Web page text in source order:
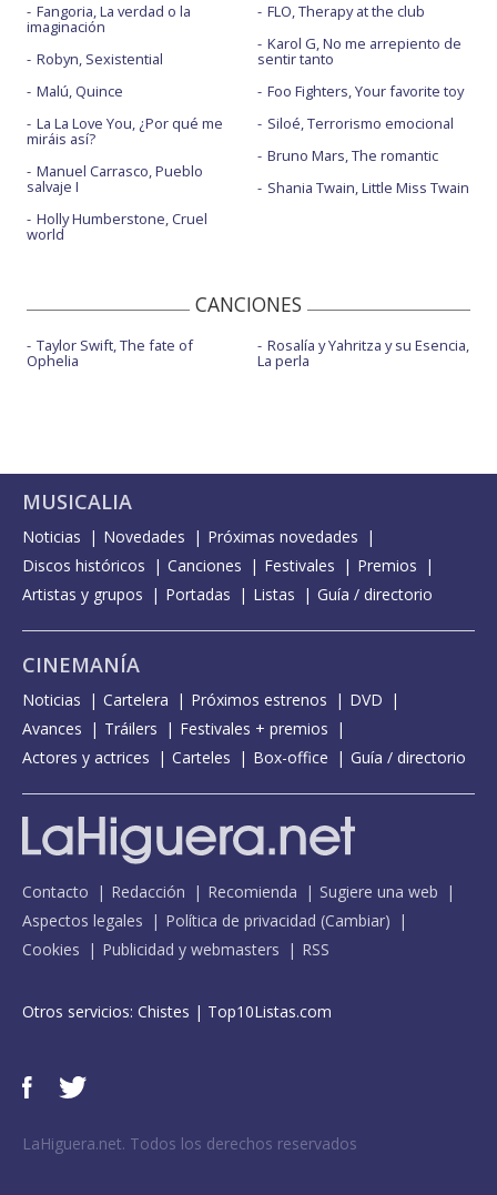
Fangoria, La verdad o la
imaginación
Robyn, Sexistential
Malú, Quince
La La Love You, ¿Por qué me
miráis así?
Manuel Carrasco, Pueblo
salvaje I
Holly Humberstone, Cruel
world
FLO, Therapy at the club
Karol G, No me arrepiento de
sentir tanto
Foo Fighters, Your favorite toy
Siloé, Terrorismo emocional
Bruno Mars, The romantic
Shania Twain, Little Miss Twain
CANCIONES
Taylor Swift, The fate of
Ophelia
Rosalía y Yahritza y su Esencia,
La perla
MUSICALIA
Noticias Novedades
Próximas novedades
Discos históricos
Canciones Festivales
Premios
Artistas y grupos
Portadas Listas Guía / directorio
CINEMANÍA
Noticias Cartelera Próximos estrenos
DVD
Avances
Tráilers
Festivales + premios
Actores y actrices
Carteles Box-office Guía / directorio
Contacto Redacción Recomienda
Sugiere una web
Aspectos legales
Política de privacidad (Cambiar)
Cookies
Publicidad y webmasters RSS
Otros servicios: Chistes | Top10Listas.com
LaHiguera.net. Todos los derechos reservados